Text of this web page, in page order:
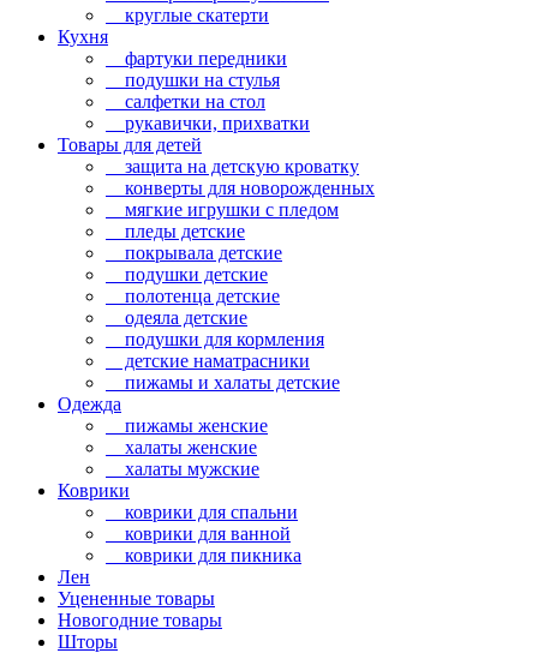
круглые скатерти
Кухня
фартуки передники
подушки на стулья
салфетки на стол
рукавички, прихватки
Товары для детей
защита на детскую кроватку
конверты для новорожденных
мягкие игрушки с пледом
пледы детские
покрывала детские
подушки детские
полотенца детские
одеяла детские
подушки для кормления
детские наматрасники
пижамы и халаты детские
Одежда
пижамы женские
халаты женские
халаты мужские
Коврики
коврики для спальни
коврики для ванной
коврики для пикника
Лен
Уцененные товары
Новогодние товары
Шторы